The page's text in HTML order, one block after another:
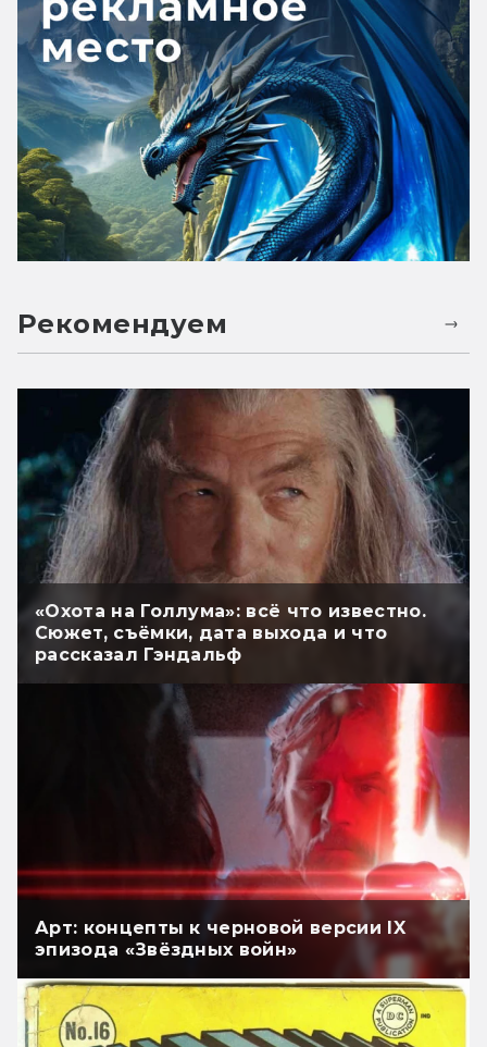
Рекомендуем
«Охота на Голлума»: всё что известно.
Сюжет, съёмки, дата выхода и что
рассказал Гэндальф
Арт: концепты к черновой версии IX
эпизода «Звёздных войн»